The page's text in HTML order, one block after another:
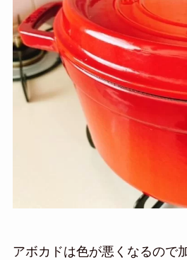
アボカドは色が悪くなるので